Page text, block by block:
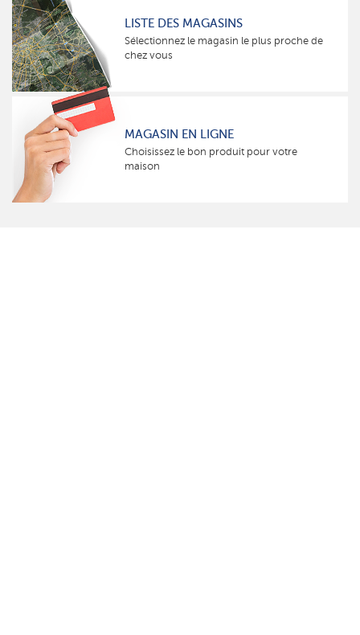
LISTE DES MAGASINS
Sélectionnez le magasin le plus proche de
chez vous
MAGASIN EN LIGNE
Choisissez le bon produit pour votre
maison